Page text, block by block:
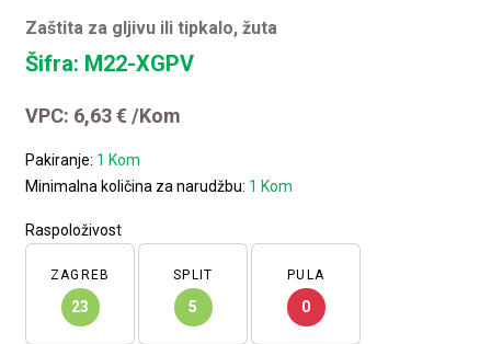
Zaštita za gljivu ili tipkalo, žuta
Šifra: M22-XGPV
VPC: 6,63€ /Kom
Pakiranje: 1 Kom
Minimalna količina za narudžbu: 1 Kom
Raspoloživost
ZAGREB
23
SPLIT
5
PULA
0